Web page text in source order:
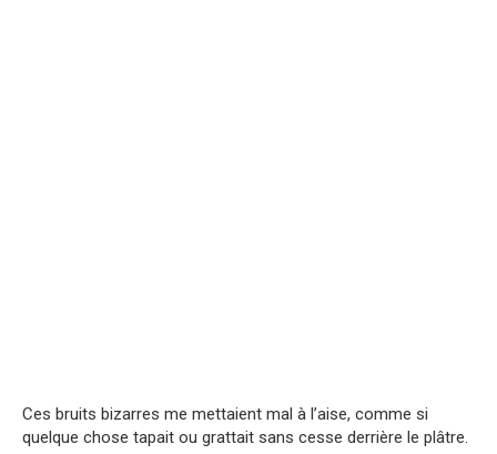
Ces bruits bizarres me mettaient mal à l’aise, comme si
quelque chose tapait ou grattait sans cesse derrière le plâtre.